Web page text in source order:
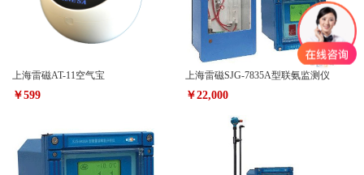
上海雷磁AT-11空气宝
￥599
上海雷磁SJG-7835A型联氨监测仪
￥22,000